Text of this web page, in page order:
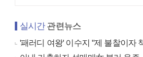
실시간관련뉴스
'패러디 여왕' 이수지 "제 불찰이자